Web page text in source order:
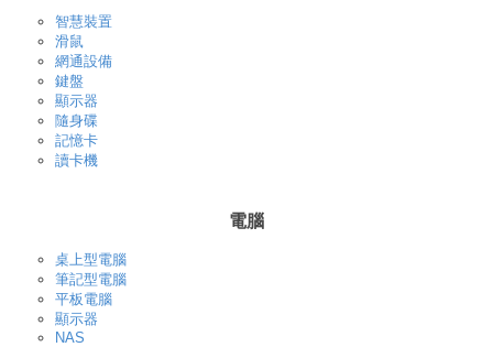
智慧裝置
滑鼠
網通設備
鍵盤
顯示器
隨身碟
記憶卡
讀卡機
電腦
桌上型電腦
筆記型電腦
平板電腦
顯示器
NAS